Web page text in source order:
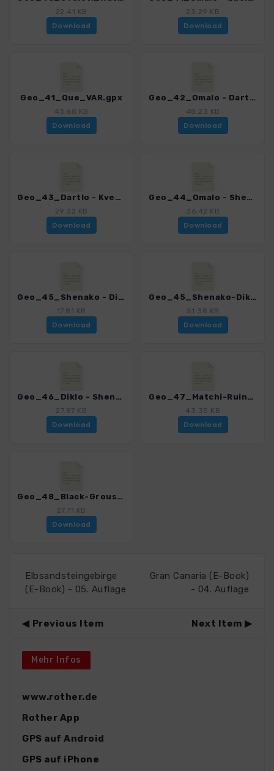
22.41 KB
Download
23.29 KB
Download
Geo_41_Que_VAR.gpx
43.68 KB
Download
Geo_42_Omalo - Dartlo.gpx
48.23 KB
Download
Geo_43_Dartlo - Kvevlo.gpx
29.32 KB
Download
Geo_44_Omalo - Shenako.gpx
36.42 KB
Download
Geo_45_Shenako - Diklo.gpx
17.81 KB
Download
Geo_45_Shenako-Diklo_VAR.gpx
51.38 KB
Download
Geo_46_Diklo - Shenako.gpx
27.87 KB
Download
Geo_47_Matchi-Ruine.gpx
43.35 KB
Download
Geo_48_Black-Grouse-Waterfall.gpx
27.71 KB
Download
Elbsandsteingebirge
(E-Book) - 05. Auflage
Gran Canaria (E-Book)
- 04. Auflage
Previous Item Next Item
Mehr Infos
www.rother.de
Rother App
GPS auf Android
GPS auf iPhone